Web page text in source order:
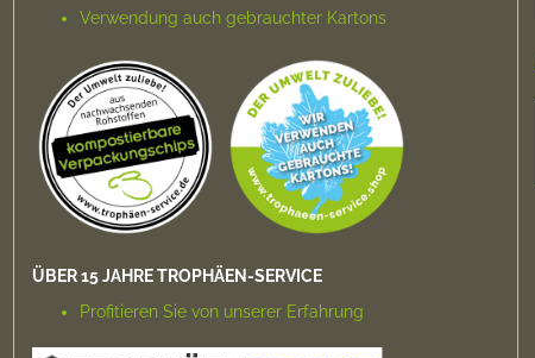
Verwendung auch gebrauchter Kartons
ÜBER 15 JAHRE TROPHÄEN-SERVICE
Profitieren Sie von unserer Erfahrung